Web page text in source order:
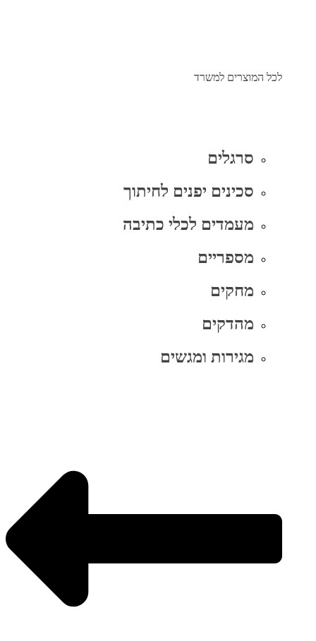
לכל המוצרים למשרד
סרגלים
סכינים יפנים לחיתוך
מעמדים לכלי כתיבה
מספריים
מחקים
מהדקים
מגירות ומגשים